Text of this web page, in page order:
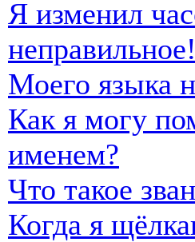
Я изменил
неправильное!
Моего языка
Как я могу
именем?
Что такое
Когда я